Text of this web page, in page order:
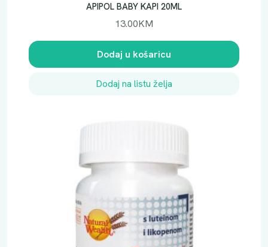
APIPOL BABY KAPI 20ML
13.00KM
Dodaj u košaricu
Dodaj na listu želja